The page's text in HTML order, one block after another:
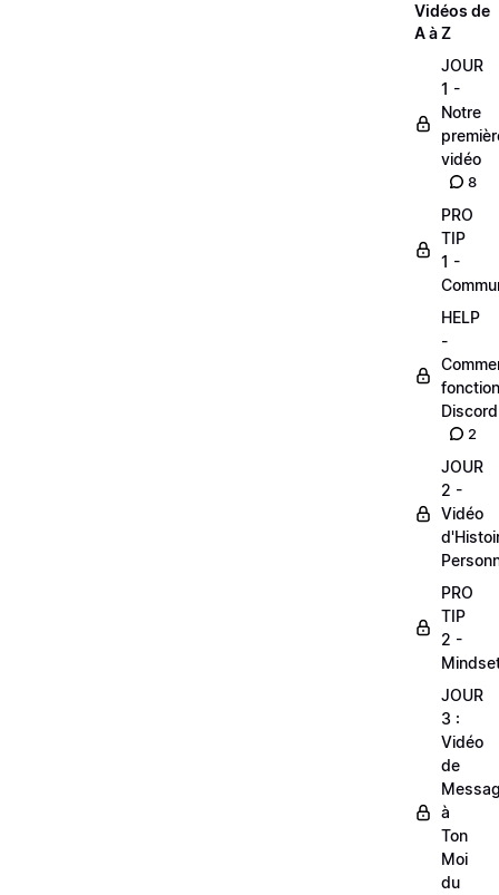
Vidéos de
A à Z
JOUR
1 -
Notre
vidéo
8
PRO
TIP
1 -
HELP
-
Discord
2
JOUR
2 -
Vidéo
PRO
TIP
2 -
JOUR
3 :
Vidéo
de
à
Ton
Moi
du